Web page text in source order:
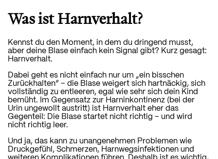
Was ist Harnverhalt?
Kennst du den Moment, in dem du dringend musst,
aber deine Blase einfach kein Signal gibt? Kurz gesagt:
Harnverhalt.
Dabei geht es nicht einfach nur um „ein bisschen
Zurückhalten“ – die Blase weigert sich hartnäckig, sich
vollständig zu entleeren, egal wie sehr sich dein Kind
bemüht. Im Gegensatz zur Harninkontinenz (bei der
Urin ungewollt austritt) ist Harnverhalt eher das
Gegenteil: Die Blase startet nicht richtig – und wird
nicht richtig leer.
Und ja, das kann zu unangenehmen Problemen wie
Druckgefühl, Schmerzen, Harnwegsinfektionen und